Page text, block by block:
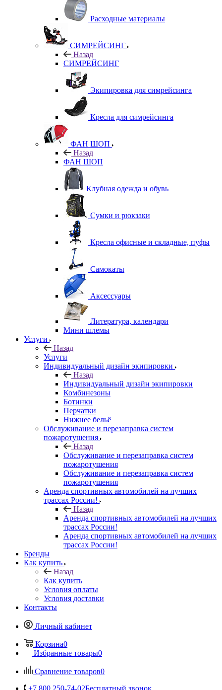
Расходные материалы
СИМРЕЙСИНГ
Назад
СИМРЕЙСИНГ
Экипировка для симрейсинга
Кресла для симрейсинга
ФАН ШОП
Назад
ФАН ШОП
Клубная одежда и обувь
Сумки и рюкзаки
Кресла офисные и складные, пуфы
Самокаты
Аксессуары
Литература, календари
Мини шлемы
Услуги
Назад
Услуги
Индивидуальный дизайн экипировки
Назад
Индивидуальный дизайн экипировки
Комбинезоны
Ботинки
Перчатки
Нижнее бельё
Обслуживание и перезаправка систем
пожаротушения
Назад
Обслуживание и перезаправка систем
пожаротушения
Обслуживание и перезаправка систем
пожаротушения
Аренда спортивных автомобилей на лучших
трассах России!
Назад
Аренда спортивных автомобилей на лучших
трассах России!
Аренда спортивных автомобилей на лучших
трассах России!
Бренды
Как купить
Назад
Как купить
Условия оплаты
Условия доставки
Контакты
Личный кабинет
Корзина0
Избранные товары0
Сравнение товаров0
+7 800 250-74-02Бесплатный звонок